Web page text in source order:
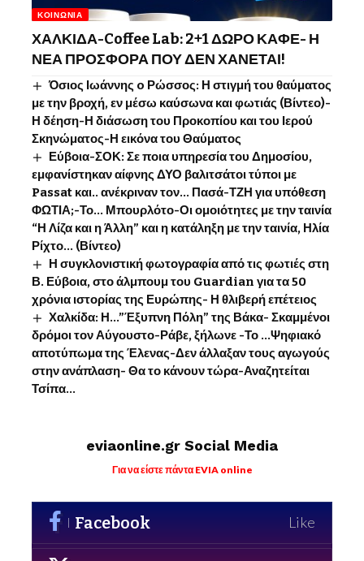
ΚΟΙΝΩΝΊΑ
ΧΑΛΚΙΔΑ-Coffee Lab: 2+1 ΔΩΡΟ ΚΑΦΕ- Η
ΝΕΑ ΠΡΟΣΦΟΡΑ ΠΟΥ ΔΕΝ ΧΑΝΕΤΑΙ!
Όσιος Ιωάννης o Ρώσσος: Η στιγμή του θαύματος
με την βροχή, εν μέσω καύσωνα και φωτιάς (Βίντεο)-
Η δέηση-Η διάσωση του Προκοπίου και του Ιερού
Σκηνώματος-Η εικόνα του Θαύματος
Εύβοια-ΣΟΚ: Σε ποια υπηρεσία του Δημοσίου,
εμφανίστηκαν αίφνης ΔΥΟ βαλιτσάτοι τύποι με
Passat και.. ανέκριναν τον… Πασά-ΤΖΗ για υπόθεση
ΦΩΤΙΑ;-Το… Μπουρλότο-Οι ομοιότητες με την ταινία
“Η Λίζα και η Άλλη” και η κατάληξη με την ταινία, Ηλία
Ρίχτο… (Βίντεο)
Η συγκλονιστική φωτογραφία από τις φωτιές στη
Β. Εύβοια, στο άλμπουμ του Guardian για τα 50
χρόνια ιστορίας της Ευρώπης- Η θλιβερή επέτειος
Χαλκίδα: Η…”Έξυπνη Πόλη” της Βάκα- Σκαμμένοι
δρόμοι τον Αύγουστο-Ράβε, ξήλωνε -Το …Ψηφιακό
αποτύπωμα της Έλενας-Δεν άλλαξαν τους αγωγούς
στην ανάπλαση- Θα το κάνουν τώρα-Αναζητείται
Τσίπα…
eviaonline.gr Social Media
Για να είστε πάντα EVIA online
Facebook Like